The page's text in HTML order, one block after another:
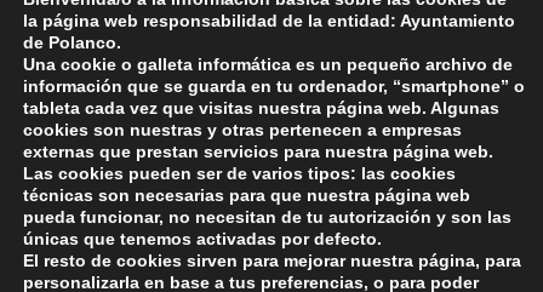
Emma Gómez Valdés
Categoría Primer Ciclo de ESO
1) Jimena Bolado Saguillo
2) Hugo Herrera Ingelmo
3.- Lidia Ruiz González
Skip back to main navigation
la página web responsabilidad de la entidad: Ayuntamiento
de Polanco.
Una cookie o galleta informática es un pequeño archivo de
información que se guarda en tu ordenador, “smartphone” o
tableta cada vez que visitas nuestra página web. Algunas
cookies son nuestras y otras pertenecen a empresas
externas que prestan servicios para nuestra página web.
Las cookies pueden ser de varios tipos: las cookies
técnicas son necesarias para que nuestra página web
pueda funcionar, no necesitan de tu autorización y son las
únicas que tenemos activadas por defecto.
El resto de cookies sirven para mejorar nuestra página, para
personalizarla en base a tus preferencias, o para poder